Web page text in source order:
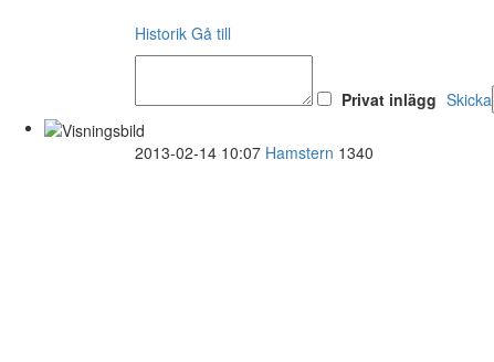
Historik Gå till
Privat inlägg Skicka
2013-02-14 10:07 Hamstern 1340